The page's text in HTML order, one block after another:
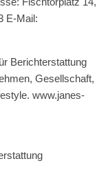
E-Mail:
Berichterstattung
Gesellschaft,
www.janes-